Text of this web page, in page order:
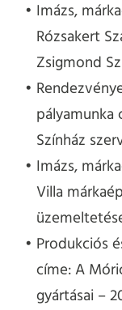
Imázs,
Rózsakert
Zsigmond
pályamunka
Színház
Imázs,
Villa
Produkciós
címe: A
gyártásai –